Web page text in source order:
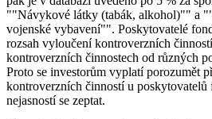
""Návykové látky (tabák, alkohol)"" a
vojenské vybavení"". Poskytovatelé
rozsah vyloučení kontroverzních
kontroverzních činnostech od různých
Proto se investorům vyplatí porozumět
kontroverzních činností u poskytovatelů
nejasností se zeptat.